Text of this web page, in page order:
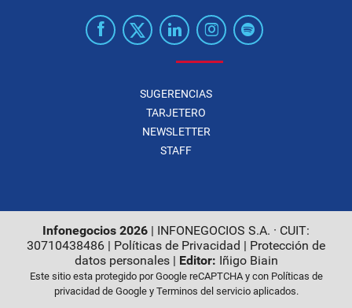
SUGERENCIAS
TARJETERO
NEWSLETTER
STAFF
Infonegocios 2026 | INFONEGOCIOS S.A. · CUIT:
30710438486 | Políticas de Privacidad | Protección de
datos personales| Editor: Iñigo Biain
Este sitio esta protegido por Google reCAPTCHA y con Políticas de
privacidad de Googley Terminos del servicioaplicados.